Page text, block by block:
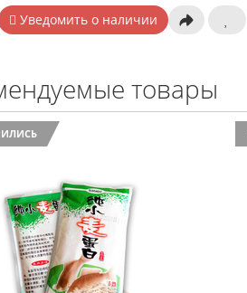
Уведомить о наличии
товары